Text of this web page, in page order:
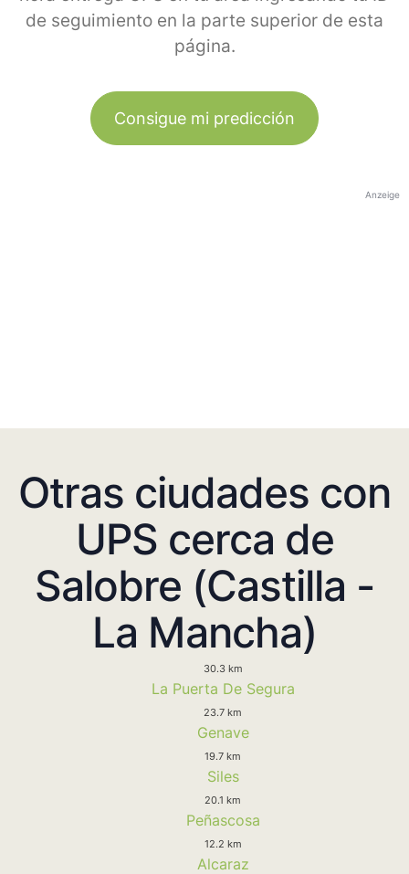
de seguimiento en la parte superior de esta
página.
Consigue mi predicción
Anzeige
Otras ciudades con
UPS cerca de
Salobre (Castilla -
La Mancha)
30.3 km
La Puerta De Segura
23.7 km
Genave
19.7 km
Siles
20.1 km
Peñascosa
12.2 km
Alcaraz